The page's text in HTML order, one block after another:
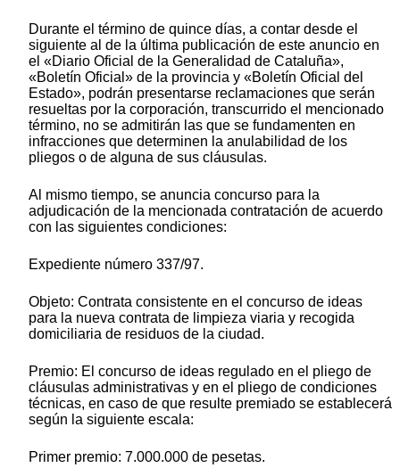
Durante el término de quince días, a contar desde el
siguiente al de la última publicación de este anuncio en
el «Diario Oficial de la Generalidad de Cataluña»,
«Boletín Oficial» de la provincia y «Boletín Oficial del
Estado», podrán presentarse reclamaciones que serán
resueltas por la corporación, transcurrido el mencionado
término, no se admitirán las que se fundamenten en
infracciones que determinen la anulabilidad de los
pliegos o de alguna de sus cláusulas.
Al mismo tiempo, se anuncia concurso para la
adjudicación de la mencionada contratación de acuerdo
con las siguientes condiciones:
Expediente número 337/97.
Objeto: Contrata consistente en el concurso de ideas
para la nueva contrata de limpieza viaria y recogida
domiciliaria de residuos de la ciudad.
Premio: El concurso de ideas regulado en el pliego de
cláusulas administrativas y en el pliego de condiciones
técnicas, en caso de que resulte premiado se establecerá
según la siguiente escala:
Primer premio: 7.000.000 de pesetas.